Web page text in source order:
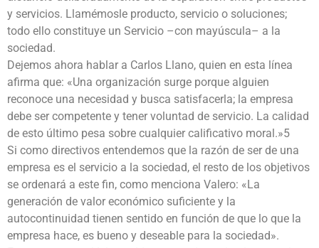
y servicios. Llamémosle producto, servicio o soluciones;
todo ello constituye un Servicio –con mayúscula– a la
sociedad.
Dejemos ahora hablar a Carlos Llano, quien en esta línea
afirma que: «Una organización surge porque alguien
reconoce una necesidad y busca satisfacerla; la empresa
debe ser competente y tener voluntad de servicio. La calidad
de esto último pesa sobre cualquier calificativo moral.»5
Si como directivos entendemos que la razón de ser de una
empresa es el servicio a la sociedad, el resto de los objetivos
se ordenará a este fin, como menciona Valero: «La
generación de valor económico suficiente y la
autocontinuidad tienen sentido en función de que lo que la
empresa hace, es bueno y deseable para la sociedad».